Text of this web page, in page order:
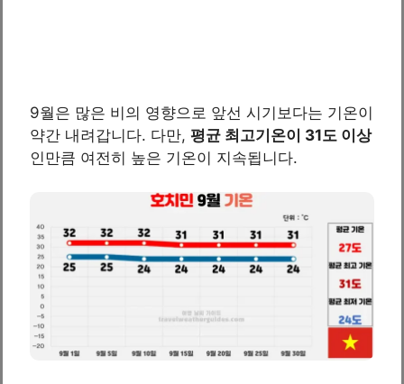
9월은 많은 비의 영향으로 앞선 시기보다는 기온이
약간 내려갑니다. 다만, 평균 최고기온이 31도 이상
인만큼 여전히 높은 기온이 지속됩니다.